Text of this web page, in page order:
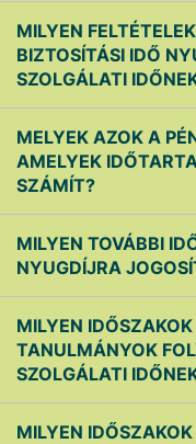
MILYEN
BIZTOSÍTÁSI IDŐ
SZOLGÁLATI
MELYEK AZOK A
AMELYEK
SZÁMÍT?
MILYEN TOVÁBBI
NYUGDÍJRA
MILYEN
TANULMÁNYOK
SZOLGÁLATI
MILYEN